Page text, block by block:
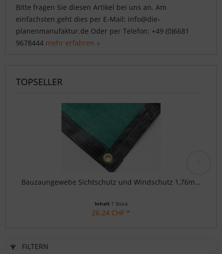
Bitte fragen Sie diesen Artikel bei uns an. Am
einfachsten geht dies per E-Mail: info@die-
planenmanufaktur.de Oder per Telefon: +49 (0)6681
9678444 mehr erfahren »
TOPSELLER
Bauzaungewebe Sichtschutz und Windschutz 1,76m...
Inhalt 1 Stück
26.24 CHF *
FILTERN